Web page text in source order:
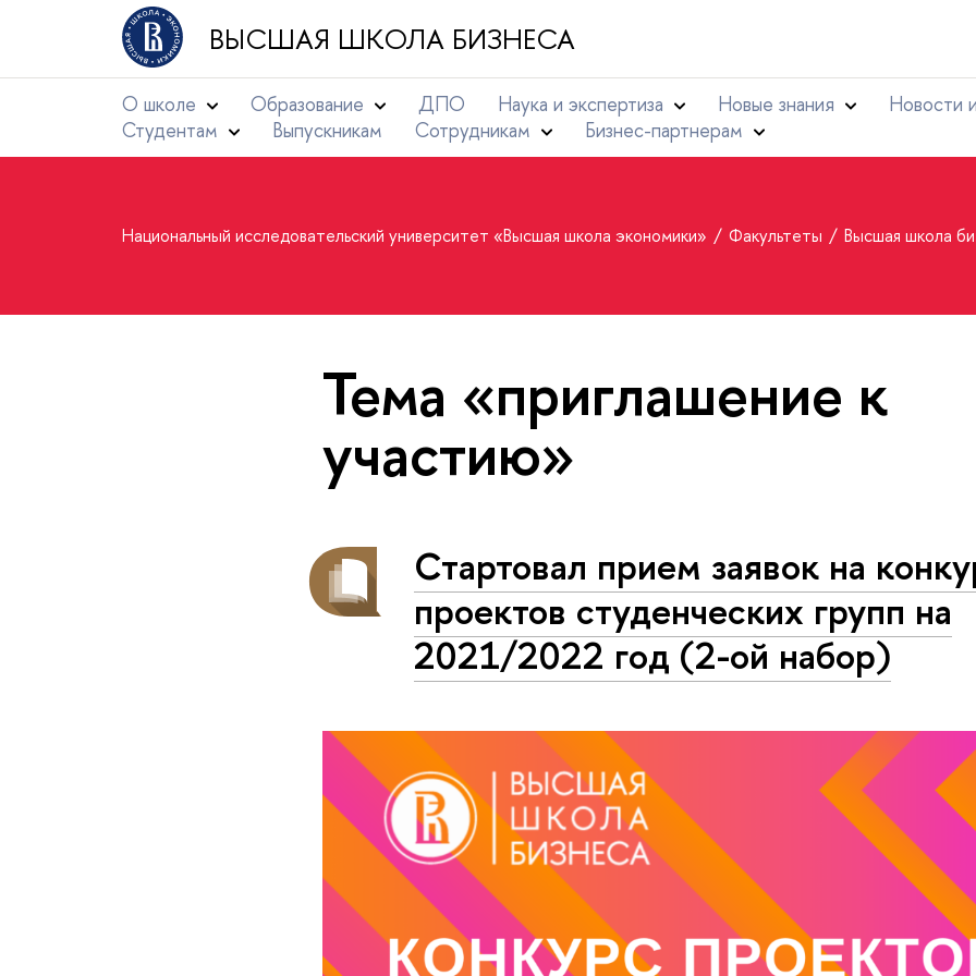
ВЫСШАЯ ШКОЛА БИЗНЕСА
О школе Образование ДПО Наука и экспертиза Новые знания
Новости
Студентам
Выпускникам Сотрудникам Бизнес-партнерам
Национальный исследовательский университет «Высшая школа экономики» Факультеты Высшая школа
Тема «приглашение к
участию»
Стартовал прием заявок на
проектов студенческих групп на
2021/2022 год (2-ой набор)